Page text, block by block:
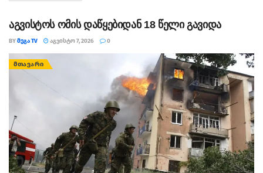
აგვისტოს ომის დაწყებიდან 18 წელი გავიდა
BYᲛᲔᲒᲐ TV ᲐᲒᲕᲘᲡᲢᲝ 7, 2026 0
ᲛᲗᲐᲕᲐᲠᲘ